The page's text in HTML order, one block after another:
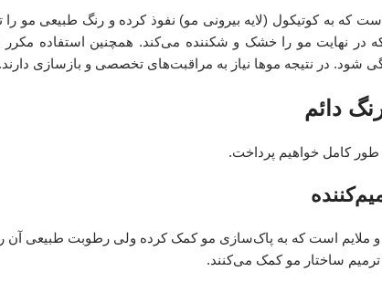
که به کوتیکول (لایه بیرونی مو) نفوذ کرده و رنگ طبیعی مو را
نهایت مو را خشک و شکننده می‌کند. همچنین استفاده مکرر از
در نتیجه موها نیاز به مراقبت‌های تخصصی و بازسازی دارند.
دائم
طور کامل خواهیم پرداخت.
و ملایم است که به پاک‌سازی مو کمک کرده ولی رطوبت طبیعی آن
ساختار مو کمک می‌کنند.